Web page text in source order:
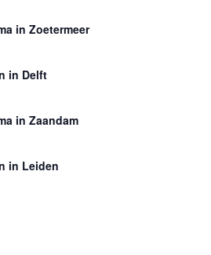
in Zoetermeer
in Delft
in Zaandam
in Leiden